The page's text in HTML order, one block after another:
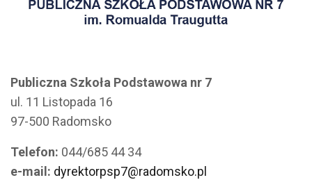
Publiczna Szkoła Podstawowa nr 7
ul. 11 Listopada 16
97-500 Radomsko
Telefon: 044/685 44 34
e-mail: dyrektorpsp7@radomsko.pl